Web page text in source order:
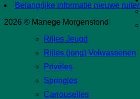
Belangrijke informatie nieuwe
2026 © Manege Morgenstond
Rijles Jeugd
Rijles (jong) Volwassenen
Privéles
Springles
Carrouselles